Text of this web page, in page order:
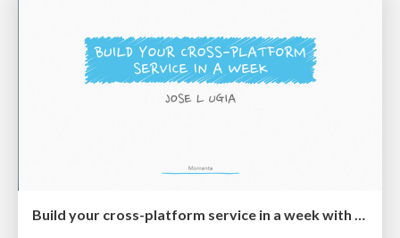
Build your cross-platform service in a week with App Engine